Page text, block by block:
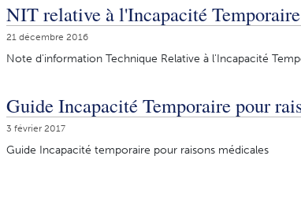
NIT relative à l'Incapacité
21 décembre 2016
Note d'information Technique Relative à l'Incapacité
Guide Incapacité Temporaire pour
3 février 2017
Guide Incapacité temporaire pour raisons médicales